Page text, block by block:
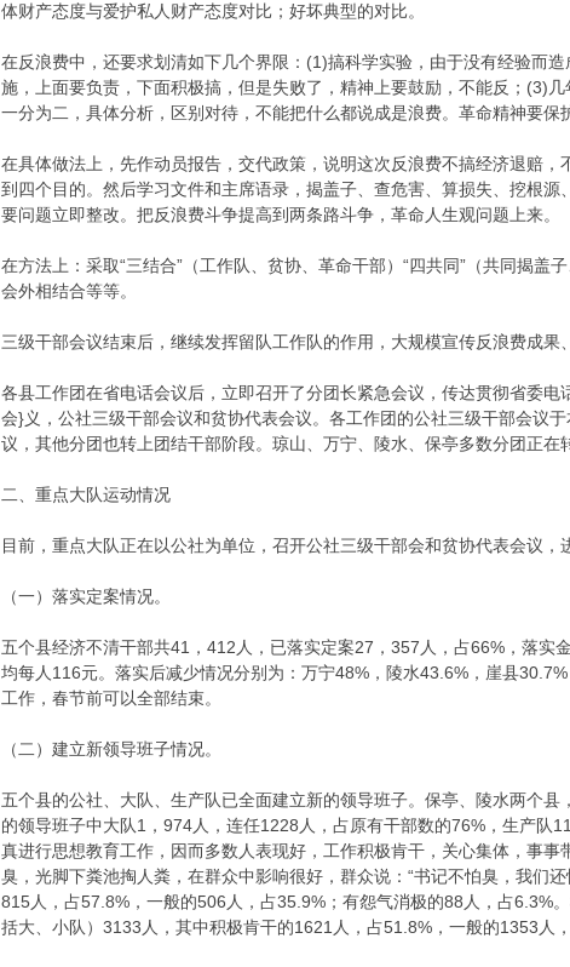
体财产态度与爱护私人财产态度对比；好坏典型的对比。
在反浪费中，还要求划清如下几个界限：(1)搞科学实验，由于没有经验而
施，上面要负责，下面积极搞，但是失败了，精神上要鼓励，不能反；(3)
一分为二，具体分析，区别对待，不能把什么都说成是浪费。革命精神要保
在具体做法上，先作动员报告，交代政策，说明这次反浪费不搞经济退赔
到四个目的。然后学习文件和主席语录，揭盖子、查危害、算损失、挖根
要问题立即整改。把反浪费斗争提高到两条路斗争，革命人生观问题上来。
在方法上：采取“三结合”（工作队、贫协、革命干部）“四共同”（共同揭
会外相结合等等。
三级干部会议结束后，继续发挥留队工作队的作用，大规模宣传反浪费成果
各县工作团在省电话会议后，立即召开了分团长紧急会议，传达贯彻省委
会}义，公社三级干部会议和贫协代表会议。各工作团的公社三级干部会议
议，其他分团也转上团结干部阶段。琼山、万宁、陵水、保亭多数分团正在
二、重点大队运动情况
目前，重点大队正在以公社为单位，召开公社三级干部会和贫协代表会议，
（一）落实定案情况。
五个县经济不清干部共41，412人，已落实定案27，357人，占66%，落
均每人116元。落实后减少情况分别为：万宁48%，陵水43.6%，崖县
工作，春节前可以全部结束。
（二）建立新领导班子情况。
五个县的公社、大队、生产队已全面建立新的领导班子。保亭、陵水两个
的领导班子中大队1，974人，连任1228人，占原有干部数的76%，生产队
真进行思想教育工作，因而多数人表现好，工作积极肯干，关心集体，事
臭，光脚下粪池掏人粪，在群众中影响很好，群众说：“书记不怕臭，我们
815人，占57.8%，一般的506人，占35.9%；有怨气消极的88人，占6.3%
括大、小队）3133人，其中积极肯干的1621人，占51.8%，一般的1353人